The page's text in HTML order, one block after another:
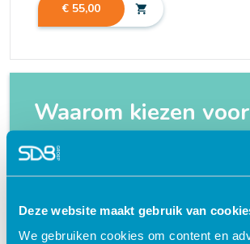
Deze website maakt gebruik van
We gebruiken cookies om content en
€ 55,00 shopping_cart
Waarom kiezen
e-learning?
Praktijkgericht – ontwikkeld samen
zorgprofessionals